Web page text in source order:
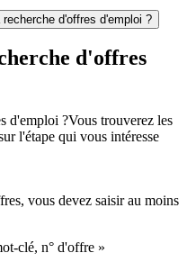
d'offres d'emploi ?
d'offres
d'emploi ?Vous trouverez les
l'étape qui vous intéresse
vous devez saisir au moins
clé, n° d'offre »